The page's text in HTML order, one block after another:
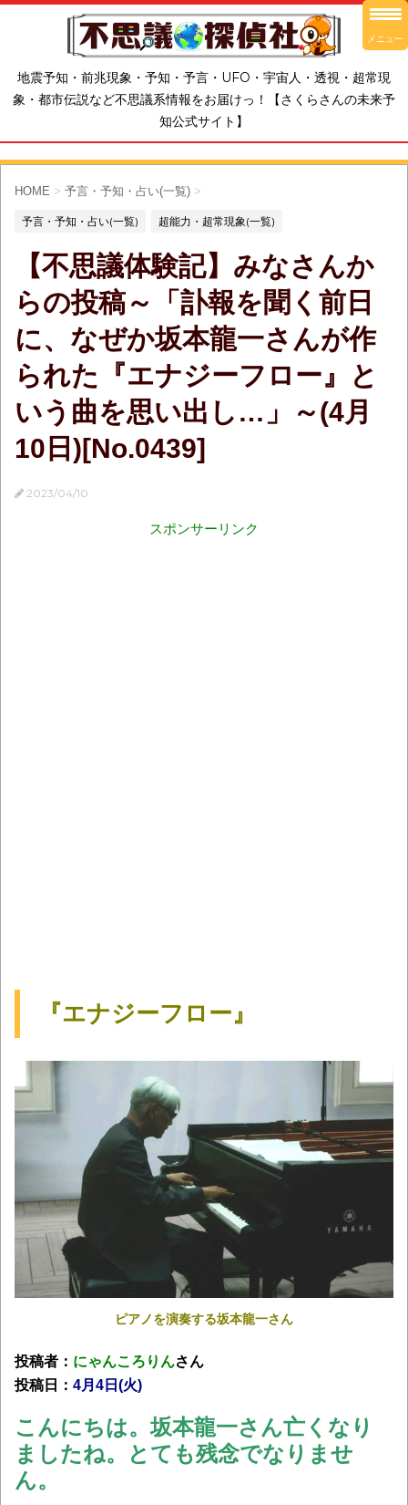
地震予知・前兆現象・予知・予言・UFO・宇宙人・透視・超常現
象・都市伝説など不思議系情報をお届けっ！【さくらさんの未来予
知公式サイト】
HOME > 予言・予知・占い(一覧) >
予言・予知・占い(一覧) 超能力・超常現象(一覧)
【不思議体験記】みなさんか
らの投稿～「訃報を聞く前日
に、なぜか坂本龍一さんが作
られた『エナジーフロー』と
いう曲を思い出し…」～(4月
10日)[No.0439]
2023/04/10
スポンサーリンク
『エナジーフロー』
ピアノを演奏する坂本龍一さん
投稿者： にゃんころりんさん
投稿日： 4月4日(火)
こんにちは。坂本龍一さん亡くなり
ましたね。とても残念でなりませ
ん。
メニュー